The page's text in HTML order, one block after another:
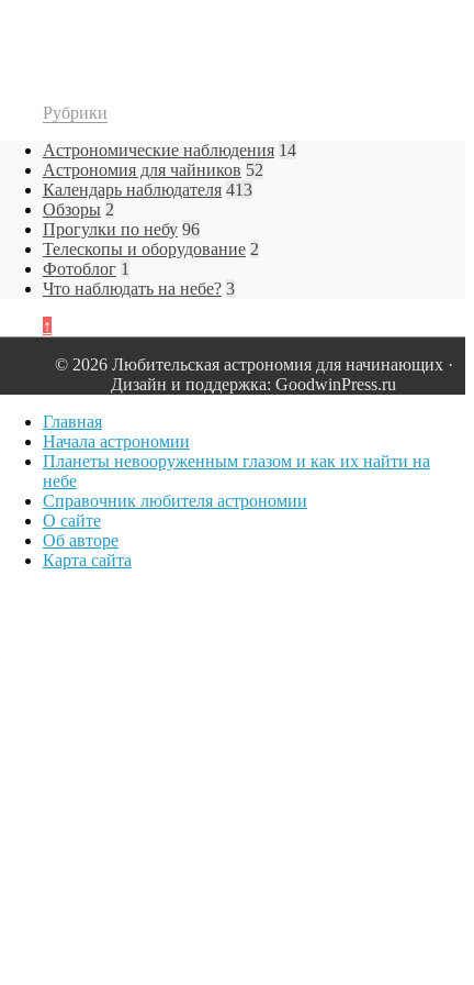
Рубрики
Астрономические наблюдения 14
Астрономия для чайников 52
Календарь наблюдателя 413
Обзоры 2
Прогулки по небу 96
Телескопы и оборудование 2
Фотоблог 1
Что наблюдать на небе? 3
↑
© 2026 Любительская астрономия для начинающих ·
Дизайн и поддержка: GoodwinPress.ru
Главная
Начала астрономии
Планеты невооруженным глазом и как их найти на
небе
Справочник любителя астрономии
О сайте
Об авторе
Карта сайта